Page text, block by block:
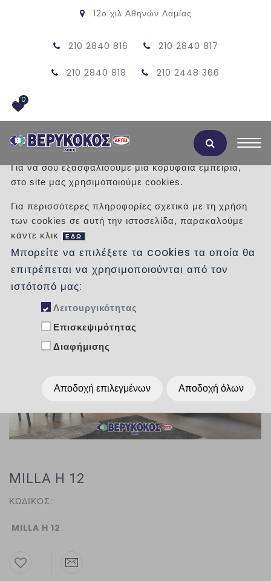
12ο χιλ Αθηνών Λαμίας
210 2840 816 210 2840 817
210 2840 818 210 2448 366
0
/ Προϊόντα / ΣΟΜΠΕΣ ΞΥΛΟΥ - PELLET
MILLA H 12
ΚΩΔΙΚΟΣ:
MILLA H 12
Αποδοχή Cookies
Για να σου εξασφαλίσουμε μια κορυφαία εμπειρία,
στο site μας χρησιμοποιούμε cookies.
Για περισσότερες πληροφορίες σχετικά με τη χρήση
των cookies σε αυτή την ιστοσελίδα, παρακαλούμε
κάντε κλικ
ΕΔΩ
Μπορείτε να επιλέξετε τα cookies τα οποία θα
επιτρέπεται να χρησιμοποιούνται από τον
ιστότοπό μας:
Λειτουργικότητας
Επισκεψιμότητας
Διαφήμισης
Αποδοχή επιλεγμένων Αποδοχή όλων